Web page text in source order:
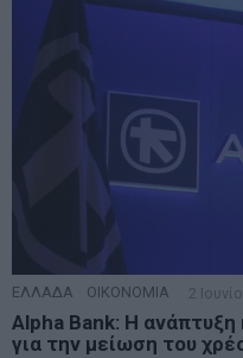
ΕΛΛΑΔΑ ΟΙΚΟΝΟΜΙΑ 2
Alpha Bank: Η
για την μείωση του